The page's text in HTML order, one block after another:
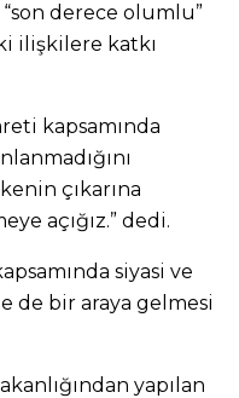
derece olumlu”
ilişkilere katkı
kapsamında
çıkarına
açığız.” dedi.
siyasi ve
de bir araya gelmesi
yapılan